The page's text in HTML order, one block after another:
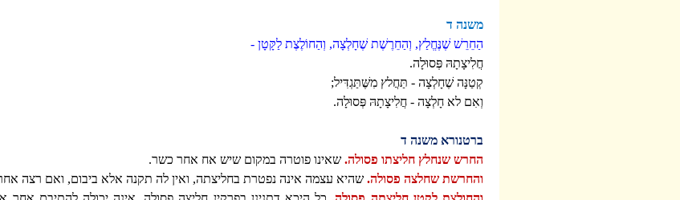
משנה ד
הַחֵרֵשׁ שֶׁנֶּחֱלַץ, וְהַחֵרֶשֶׁת שֶׁחָלְצָה, וְהַחוֹלֶצֶת לַקָּטָן -
חֲלִיצָתָהּ פְּסוּלָה.
קְטַנָּה שֶׁחָלְצָה - תַּחֲלץ מִשֶּׁתַּגְדִּיל;
וְאִם לא חָלְצָה - חֲלִיצָתָהּ פְּסוּלָה.
ברטנורא משנה ד
החרש שנחלץ חליצתו פסולה. שאינו פוטרה במקום שיש אח אחר כשר.
והחרשת שחלצה פסולה. שהיא עצמה אינה נפטרת בחליצתה, ואין לה תקנה אלא ביבום, ואם רצה אחר